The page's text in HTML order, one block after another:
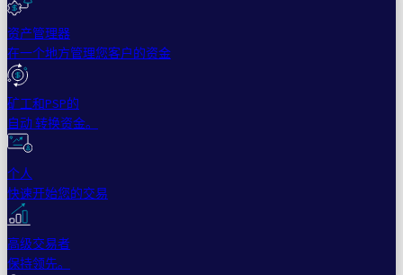
资产管理器
在一个地方管理您客户的资金
矿工和PSP的
自动 转换资金。
个人
快速开始您的交易
高级交易者
保持领先。